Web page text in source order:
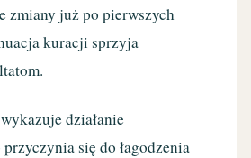
zmiany już po pierwszych
kuracji sprzyja
działanie
się do łagodzenia